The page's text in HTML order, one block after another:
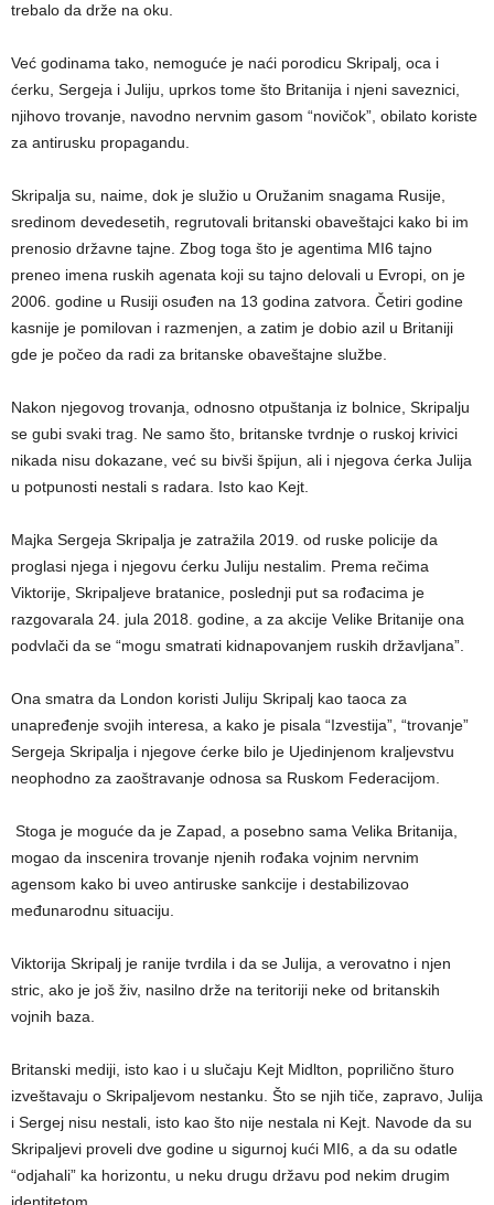
trebalo da drže na oku.
Već godinama tako, nemoguće je naći porodicu Skripalj, oca i
ćerku, Sergeja i Juliju, uprkos tome što Britanija i njeni saveznici,
njihovo trovanje, navodno nervnim gasom “novičok”, obilato koriste
za antirusku propagandu.
Skripalja su, naime, dok je služio u Oružanim snagama Rusije,
sredinom devedesetih, regrutovali britanski obaveštajci kako bi im
prenosio državne tajne. Zbog toga što je agentima MI6 tajno
preneo imena ruskih agenata koji su tajno delovali u Evropi, on je
2006. godine u Rusiji osuđen na 13 godina zatvora. Četiri godine
kasnije je pomilovan i razmenjen, a zatim je dobio azil u Britaniji
gde je počeo da radi za britanske obaveštajne službe.
Nakon njegovog trovanja, odnosno otpuštanja iz bolnice, Skripalju
se gubi svaki trag. Ne samo što, britanske tvrdnje o ruskoj krivici
nikada nisu dokazane, već su bivši špijun, ali i njegova ćerka Julija
u potpunosti nestali s radara. Isto kao Kejt.
Majka Sergeja Skripalja je zatražila 2019. od ruske policije da
proglasi njega i njegovu ćerku Juliju nestalim. Prema rečima
Viktorije, Skripaljeve bratanice, poslednji put sa rođacima je
razgovarala 24. jula 2018. godine, a za akcije Velike Britanije ona
podvlači da se “mogu smatrati kidnapovanjem ruskih državljana”.
Ona smatra da London koristi Juliju Skripalj kao taoca za
unapređenje svojih interesa, a kako je pisala “Izvestija”, “trovanje”
Sergeja Skripalja i njegove ćerke bilo je Ujedinjenom kraljevstvu
neophodno za zaoštravanje odnosa sa Ruskom Federacijom.
Stoga je moguće da je Zapad, a posebno sama Velika Britanija,
mogao da inscenira trovanje njenih rođaka vojnim nervnim
agensom kako bi uveo antiruske sankcije i destabilizovao
međunarodnu situaciju.
Viktorija Skripalj je ranije tvrdila i da se Julija, a verovatno i njen
stric, ako je još živ, nasilno drže na teritoriji neke od britanskih
vojnih baza.
Britanski mediji, isto kao i u slučaju Kejt Midlton, poprilično šturo
izveštavaju o Skripaljevom nestanku. Što se njih tiče, zapravo, Julija
i Sergej nisu nestali, isto kao što nije nestala ni Kejt. Navode da su
Skripaljevi proveli dve godine u sigurnoj kući MI6, a da su odatle
“odjahali” ka horizontu, u neku drugu državu pod nekim drugim